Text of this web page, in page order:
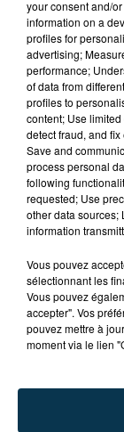
TITRES
11h30
11h30
your consent and/
information on a
profiles for
advertising;
performance;
of data from
profiles to
content; Use
detect fraud, and
Save and
process personal
following
requested; Use
other data sources;
information
Vous pouvez
sélectionnant les
Vous pouvez
accepter". Vos
pouvez mettre à
moment via le lien